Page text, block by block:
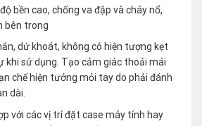
bền cao, chống va đập và cháy nổ,
bên trong
dứ khoát, không có hiện tượng kẹt
khi sử dụng. Tạo cảm giác thoải mái
chế hiện tưởng mỏi tay do phải đánh
dài.
với các vị trí đặt case máy tính hay